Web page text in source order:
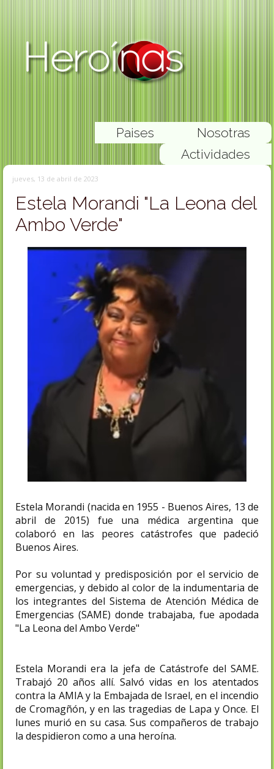
Nosotras
Paises
Actividades
jueves, 13 de abril de 2023
Estela Morandi "La Leona del
Ambo Verde"
Estela Morandi (nacida en 1955 - Buenos Aires, 13 de
abril de 2015) fue una médica argentina que
colaboró en las peores catástrofes que padeció
Buenos Aires.
Por su voluntad y predisposición por el servicio de
emergencias, y debido al color de la indumentaria de
los integrantes del Sistema de Atención Médica de
Emergencias (SAME) donde trabajaba, fue apodada
"La Leona del Ambo Verde"
Estela Morandi era la jefa de Catástrofe del SAME.
Trabajó 20 años allí. Salvó vidas en los atentados
contra la AMIA y la Embajada de Israel, en el incendio
de Cromagñón, y en las tragedias de Lapa y Once. El
lunes murió en su casa. Sus compañeros de trabajo
la despidieron como a una heroína.